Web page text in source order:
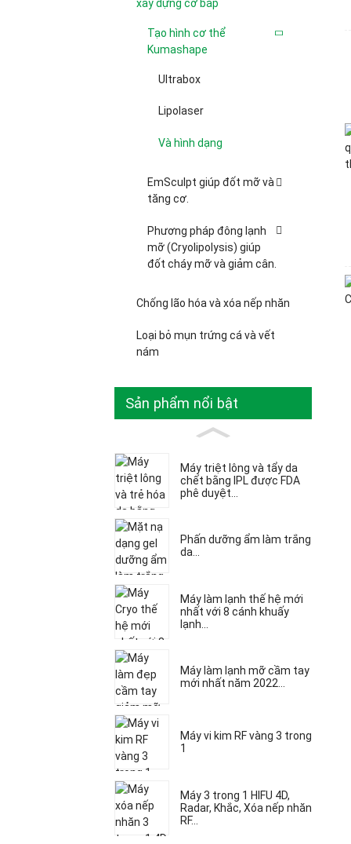
xây dựng cơ bắp
Tạo hình cơ thể
Kumashape
Ultrabox
Lipolaser
Và hình dạng
EmSculpt giúp đốt mỡ và
tăng cơ.
Phương pháp đông lạnh
mỡ (Cryolipolysis) giúp
đốt cháy mỡ và giảm cân.
Chống lão hóa và xóa nếp nhăn
Loại bỏ mụn trứng cá và vết
nám
Sản phẩm nổi bật
Máy triệt lông và tẩy da
chết bằng IPL được FDA
phê duyệt...
Phấn dưỡng ẩm làm trắng
da...
Máy làm lạnh thế hệ mới
nhất với 8 cánh khuấy
lạnh...
Máy làm lạnh mỡ cầm tay
mới nhất năm 2022...
Máy vi kim RF vàng 3 trong
1
Máy 3 trong 1 HIFU 4D,
Radar, Khắc, Xóa nếp nhăn
RF...